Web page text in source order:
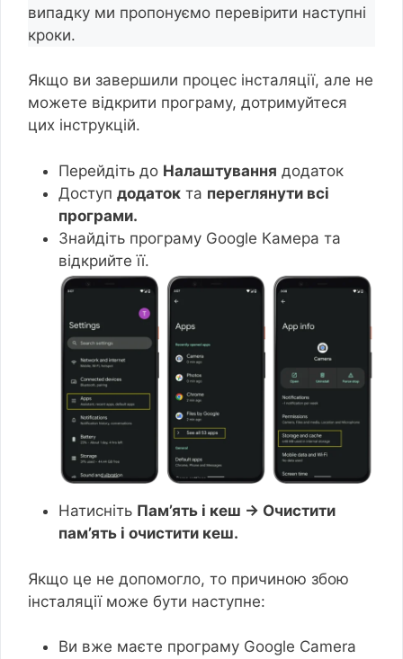
випадку ми пропонуємо перевірити наступні
кроки.
Якщо ви завершили процес інсталяції, але не
можете відкрити програму, дотримуйтеся
цих інструкцій.
Перейдіть до Налаштування додаток
Доступ додаток та переглянути всі
програми.
Знайдіть програму Google Камера та
відкрийте її.
Натисніть Пам’ять і кеш → Очистити
пам’ять і очистити кеш.
Якщо це не допомогло, то причиною збою
інсталяції може бути наступне:
Ви вже маєте програму Google Camera